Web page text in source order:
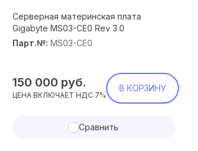
Серверная материнская плата
Gigabyte MS03-CE0 Rev 3.0
Парт.№: MS03-CE0
150 000 руб.
ЦЕНА ВКЛЮЧАЕТ НДС 7%
В КОРЗИНУ
Сравнить